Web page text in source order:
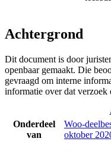
Achtergrond
Dit document is door
openbaar gemaakt. Die
gevraagd om interne
informatie over dat verzoek
Onderdeel
van
Woo-
oktober